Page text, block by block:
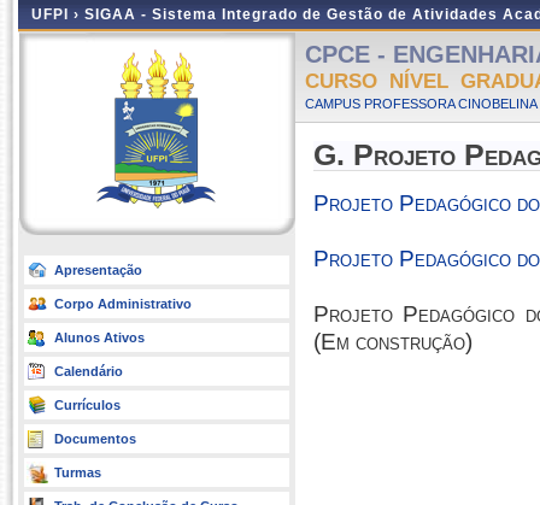
UFPI › SIGAA - Sistema Integrado de Gestão de Atividades
Apresentação
Corpo Administrativo
Alunos Ativos
Calendário
Currículos
Documentos
Turmas
CPCE -
CURSO NÍVEL
CAMPUS PROFESSORA CINOBELINA
G. Projeto
Projeto Pedagógico
Projeto Pedagógico
Projeto Pedagógico
(Em construção)